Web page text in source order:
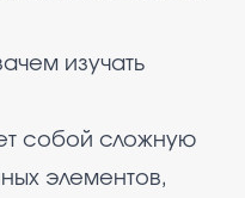
изучать
собой сложную
элементов,